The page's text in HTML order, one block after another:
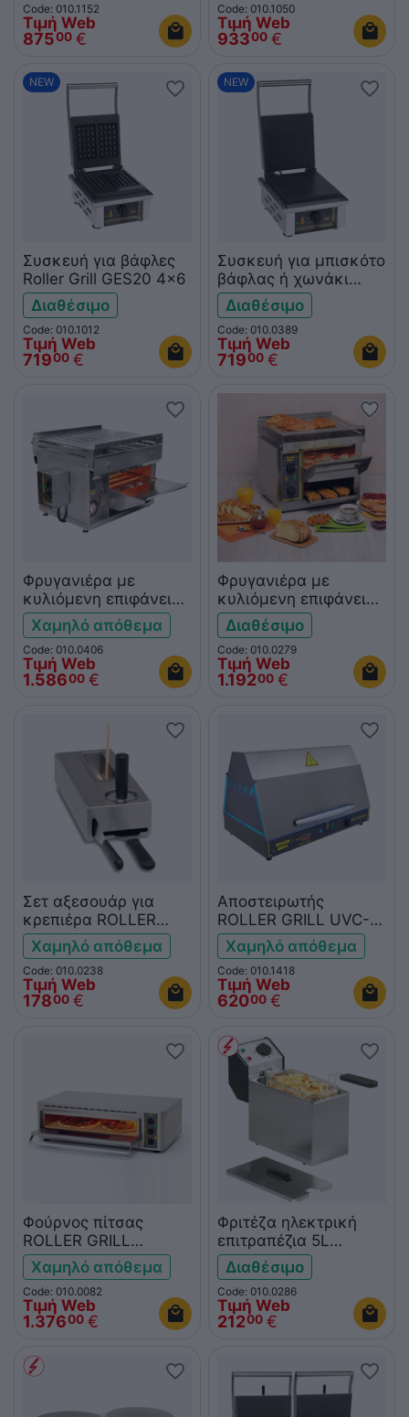
Code: 010.1152
Τιμή Web
87500 €
Code: 010.1050
Τιμή Web
93300 €
NEW
Συσκευή για βάφλες
Roller Grill GES20 4x6
Διαθέσιμο
Code: 010.1012
Τιμή Web
71900 €
NEW
Συσκευή για μπισκότο
βάφλας ή χωνάκι
ROLLER GRILL GES40
Διαθέσιμο
Code: 010.0389
Τιμή Web
71900 €
Φρυγανιέρα με
κυλιόμενη επιφάνεια
ROLLER GRILL
CT3000B
Χαμηλό απόθεμα
Code: 010.0406
Τιμή Web
1.58600 €
Φρυγανιέρα με
κυλιόμενη επιφάνεια
ROLLER GRILL
CT540B
Διαθέσιμο
Code: 010.0279
Τιμή Web
1.19200 €
Σετ αξεσουάρ για
κρεπιέρα ROLLER
GRILL CK3
Χαμηλό απόθεμα
Code: 010.0238
Τιμή Web
17800 €
Αποστειρωτής
ROLLER GRILL UVC-
120
Χαμηλό απόθεμα
Code: 010.1418
Τιμή Web
62000 €
Φούρνος πίτσας
ROLLER GRILL
PZ4302D 380V
Χαμηλό απόθεμα
Code: 010.0082
Τιμή Web
1.37600 €
Φριτέζα ηλεκτρική
επιτραπέζια 5L
ROLLER GRILL FD50
Διαθέσιμο
Code: 010.0286
Τιμή Web
21200 €